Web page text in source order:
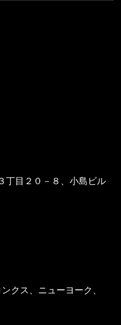
丁目２０－８、小島ビル
クス、ニューヨーク、